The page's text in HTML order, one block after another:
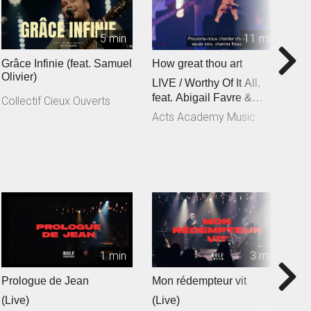
5 min
Grâce Infinie (feat. Samuel
Olivier)
Collectif Cieux Ouverts
11 min
How great thou art
LIVE / Worthy Of It All,
feat. Abigail Favre &
Esben Engholm
Acts Academy Music
1 min
Prologue de Jean
(Live)
3 min
Mon rédempteur vit
(Live)